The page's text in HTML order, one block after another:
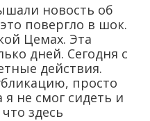
новость об
повергло в шок.
Цемах. Эта
дней. Сегодня с
действия.
просто
не смог сидеть и
здесь